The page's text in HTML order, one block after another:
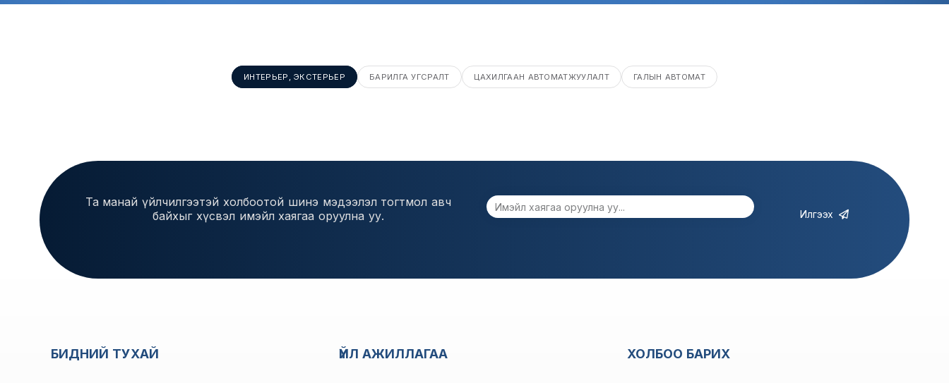
ИНТЕРЬЕР, ЭКСТЕРЬЕР БАРИЛГА УГСРАЛТ ЦАХИЛГААН АВТОМАТЖУУЛАЛТ ГАЛЫН АВТОМАТ
Та манай үйлчилгээтэй холбоотой шинэ мэдээлэл тогтмол авч
байхыг хүсвэл имэйл хаягаа оруулна уу.
Илгээх
БИДНИЙ ТУХАЙ ҮЙЛ АЖИЛЛАГАА ХОЛБОО БАРИХ